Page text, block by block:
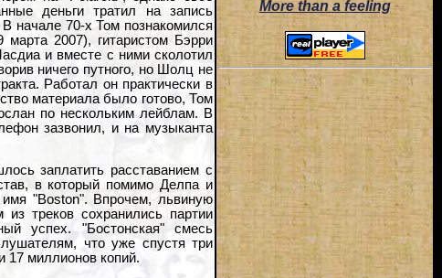
More than a feeling
деньги тратил на запись
начале 70-х Том познакомился
2007), гитаристом Бэрри
и вместе с ними сколотил
ничего путного, но Шолц не
Работал он практически в
материала было готово, Том
по нескольким лейблам. В
зазвонил, и на музыканта
заплатить расставанием с
в который помимо Делпа и
"Boston". Впрочем, львиную
треков сохранились партии
успех. "Бостонская" смесь
что уже спустя три
17 миллионов копий.